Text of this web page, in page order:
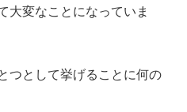
大変なことになっていま
つとして挙げることに何の